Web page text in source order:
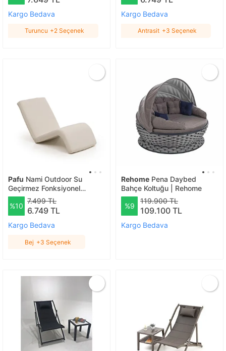
Kargo Bedava
Turuncu +2 Seçenek
Kargo Bedava
Antrasit +3 Seçenek
Pafu Nami Outdoor Su
Geçirmez Fonksiyonel
Mekanizmalı Şezlong - Bej
Bej
%10
7.499 TL
6.749 TL
Kargo Bedava
Bej +3 Seçenek
Rehome Pena Daybed
Bahçe Koltuğu | Rehome
%9
119.900 TL
109.100 TL
Kargo Bedava